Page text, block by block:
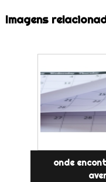
Imagens
onde